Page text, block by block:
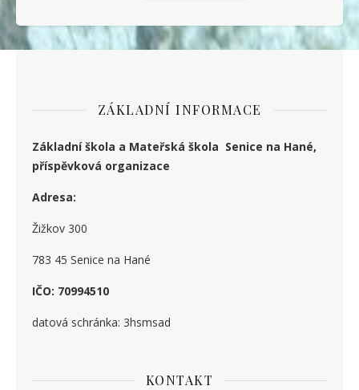
ZÁKLADNÍ INFORMACE
Základní škola a Mateřská škola Senice na Hané,
příspěvková organizace
Adresa:
Žižkov 300
783 45 Senice na Hané
IČO: 70994510
datová schránka: 3hsmsad
KONTAKT